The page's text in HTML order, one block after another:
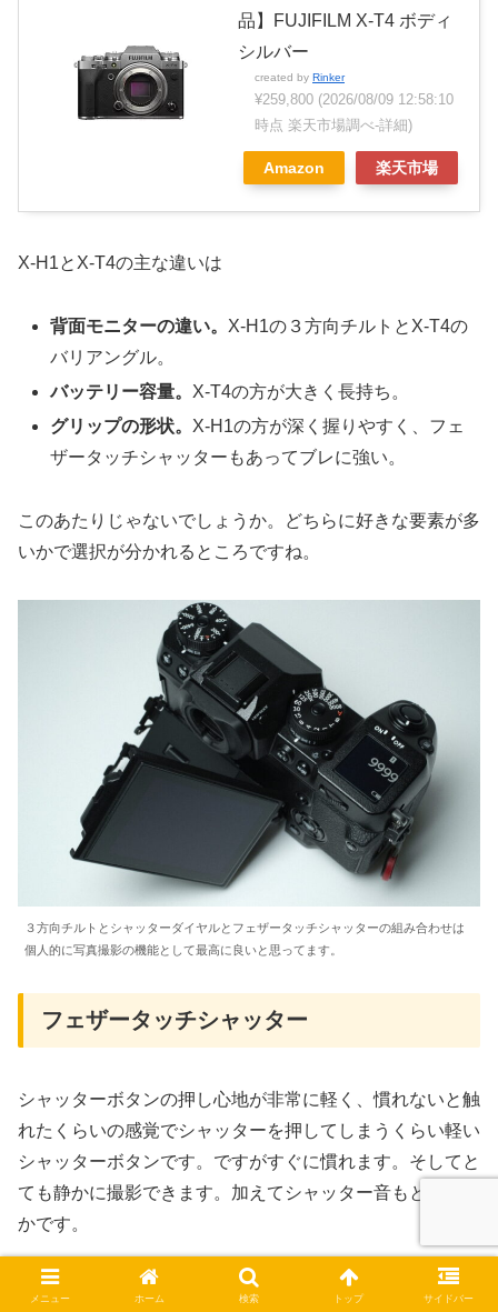
品】FUJIFILM X-T4 ボディ
シルバー
created by Rinker
¥259,800 (2026/08/09 12:58:10
時点 楽天市場調べ-詳細)
Amazon 楽天市場
X-H1とX-T4の主な違いは
背面モニターの違い。 X-H1の３方向チルトとX-T4の
バリアングル。
バッテリー容量。 X-T4の方が大きく長持ち。
グリップの形状。 X-H1の方が深く握りやすく、フェ
ザータッチシャッターもあってブレに強い。
このあたりじゃないでしょうか。どちらに好きな要素が多
いかで選択が分かれるところですね。
３方向チルトとシャッターダイヤルとフェザータッチシャッターの組み合わせは
個人的に写真撮影の機能として最高に良いと思ってます。
フェザータッチシャッター
シャッターボタンの押し心地が非常に軽く、慣れないと触
れたくらいの感覚でシャッターを押してしまうくらい軽い
シャッターボタンです。ですがすぐに慣れます。そしてと
ても静かに撮影できます。加えてシャッター音もとても静
かです。
X100Fの方がレンズシャッターでさらに静かなのですが、
メニュー ホーム 検索 トップ サイドバー